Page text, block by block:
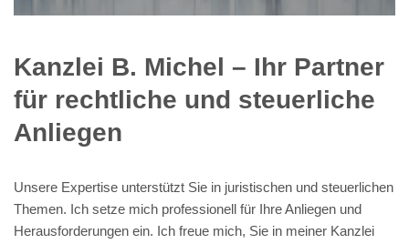
Kanzlei B. Michel – Ihr Partner
für rechtliche und steuerliche
Anliegen
Unsere Expertise unterstützt Sie in juristischen und steuerlichen
Themen. Ich setze mich professionell für Ihre Anliegen und
Herausforderungen ein. Ich freue mich, Sie in meiner Kanzlei